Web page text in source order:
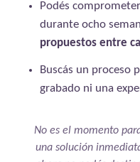
Podés
durante ocho
propuestos entre
Buscás un proceso
grabado ni una
No es el momento
una solución